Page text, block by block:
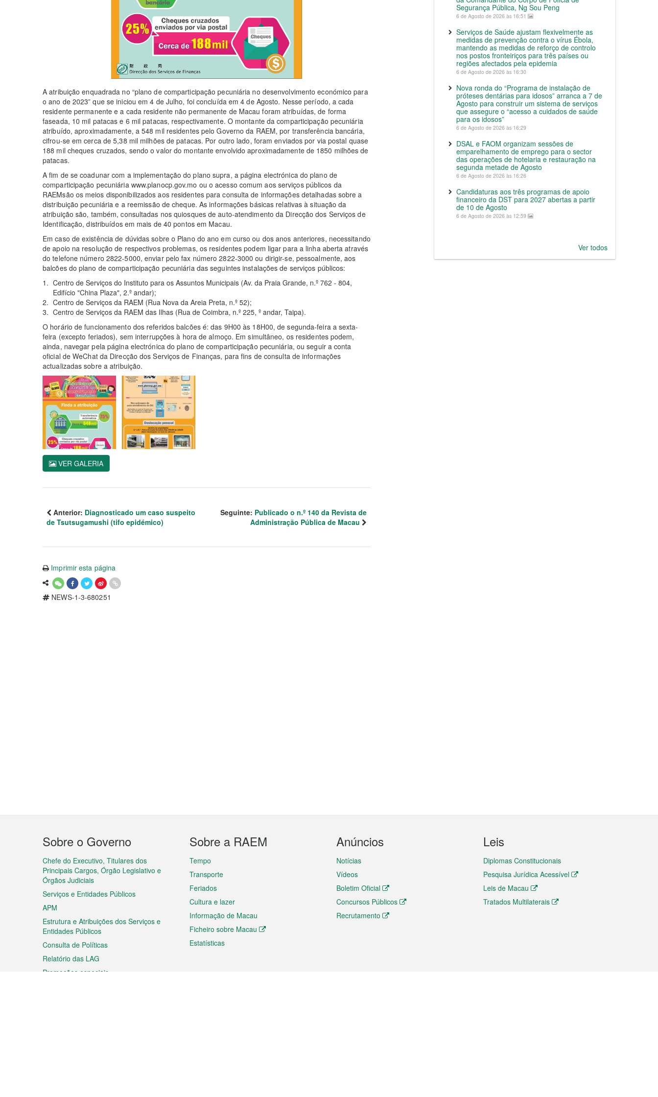
A atribuição enquadrada no “plano de comparticipação pecuniária no desenvolvimento económico para
o ano de 2023” que se iniciou em 4 de Julho, foi concluída em 4 de Agosto. Nesse período, a cada
residente permanente e a cada residente não permanente de Macau foram atribuídas, de forma
faseada, 10 mil patacas e 6 mil patacas, respectivamente. O montante da comparticipação pecuniária
atribuído, aproximadamente, a 548 mil residentes pelo Governo da RAEM, por transferência bancária,
cifrou-se em cerca de 5,38 mil milhões de patacas. Por outro lado, foram enviados por via postal quase
188 mil cheques cruzados, sendo o valor do montante envolvido aproximadamente de 1850 milhões de
patacas.
A fim de se coadunar com a implementação do plano supra, a página electrónica do plano de
comparticipação pecuniária www.planocp.gov.mo ou o acesso comum aos serviços públicos da
RAEMsão os meios disponibilizados aos residentes para consulta de informações detalhadas sobre a
distribuição pecuniária e a reemissão de cheque. As informações básicas relativas à situação da
atribuição são, também, consultadas nos quiosques de auto-atendimento da Direcção dos Serviços de
Identificação, distribuídos em mais de 40 pontos em Macau.
Em caso de existência de dúvidas sobre o Plano do ano em curso ou dos anos anteriores, necessitando
de apoio na resolução de respectivos problemas, os residentes podem ligar para a linha aberta através
do telefone número 2822-5000, enviar pelo fax número 2822-3000 ou dirigir-se, pessoalmente, aos
balcões do plano de comparticipação pecuniária das seguintes instalações de serviços públicos:
Centro de Serviços do Instituto para os Assuntos Municipais (Av. da Praia Grande, n.º 762 - 804,
Edifício "China Plaza", 2.º andar);
Centro de Serviços da RAEM (Rua Nova da Areia Preta, n.º 52);
Centro de Serviços da RAEM das Ilhas (Rua de Coimbra, n.º 225, º andar, Taipa).
O horário de funcionamento dos referidos balcões é: das 9H00 às 18H00, de segunda-feira a sexta-
feira (excepto feriados), sem interrupções à hora de almoço. Em simultâneo, os residentes podem,
ainda, navegar pela página electrónica do plano de comparticipação pecuniária, ou seguir a conta
oficial de WeChat da Direcção dos Serviços de Finanças, para fins de consulta de informações
actualizadas sobre a atribuição.
VER GALERIA
Anterior: Diagnosticado um caso suspeito
de Tsutsugamushi (tifo epidémico)
Seguinte: Publicado o n.º 140 da Revista de
Administração Pública de Macau
Imprimir esta página
NEWS-1-3-680251
Segurança Pública, Ng Sou Peng
6 de Agosto de 2026 às 16:51
Serviços de Saúde ajustam flexivelmente as
medidas de prevenção contra o vírus Ébola,
mantendo as medidas de reforço de controlo
nos postos fronteiriços para três países ou
regiões afectados pela epidemia
6 de Agosto de 2026 às 16:30
Nova ronda do “Programa de instalação de
próteses dentárias para idosos” arranca a 7 de
Agosto para construir um sistema de serviços
que assegure o “acesso a cuidados de saúde
para os idosos”
6 de Agosto de 2026 às 16:29
DSAL e FAOM organizam sessões de
emparelhamento de emprego para o sector
das operações de hotelaria e restauração na
segunda metade de Agosto
6 de Agosto de 2026 às 16:26
Candidaturas aos três programas de apoio
financeiro da DST para 2027 abertas a partir
de 10 de Agosto
6 de Agosto de 2026 às 12:59
Ver todos
Menu
do
rodapé
Sobre o Governo
Chefe do Executivo, Titulares dos
Principais Cargos, Órgão Legislativo e
Órgãos Judiciais
Serviços e Entidades Públicos
APM
Estrutura e Atribuições dos Serviços e
Entidades Públicos
Consulta de Políticas
Relatório das LAG
Promoções especiais
Sobre a RAEM
Tempo
Transporte
Feriados
Cultura e lazer
Informação de Macau
Ficheiro sobre Macau
Estatísticas
Anúncios
Notícias
Vídeos
Boletim Oficial
Concursos Públicos
Recrutamento
Leis
Diplomas Constitucionais
Pesquisa Jurídica Acessível
Leis de Macau
Tratados Multilaterais